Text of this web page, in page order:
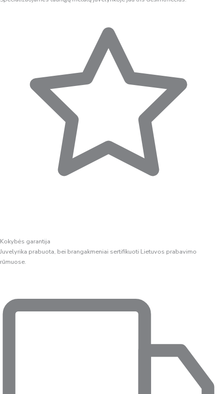
Kokybės garantija
Juvelyrika prabuota, bei brangakmeniai sertifikuoti Lietuvos prabavimo
rūmuose.